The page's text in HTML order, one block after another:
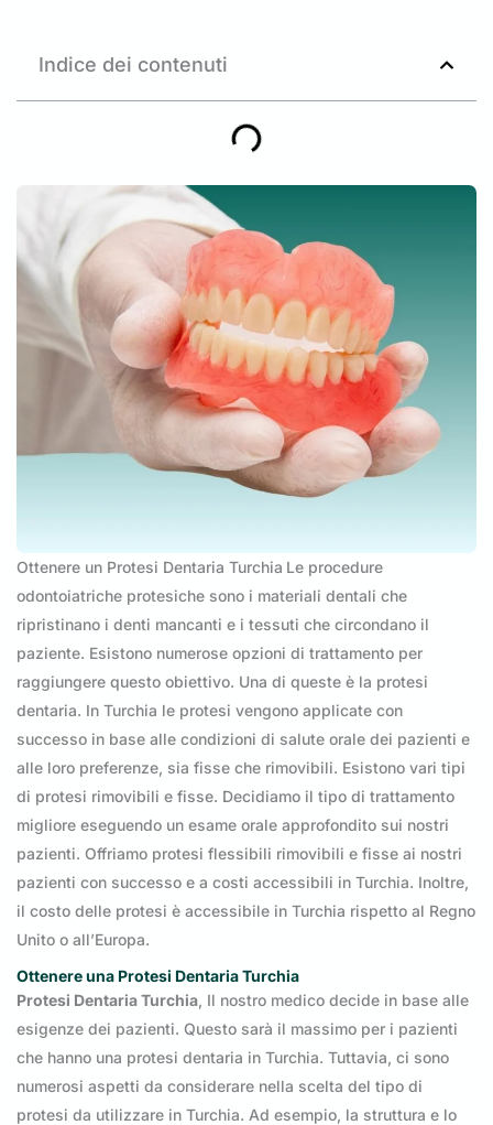
Indice dei contenuti
Ottenere un Protesi Dentaria Turchia Le procedure
odontoiatriche protesiche sono i materiali dentali che
ripristinano i denti mancanti e i tessuti che circondano il
paziente. Esistono numerose opzioni di trattamento per
raggiungere questo obiettivo. Una di queste è la protesi
dentaria. In Turchia le protesi vengono applicate con
successo in base alle condizioni di salute orale dei pazienti e
alle loro preferenze, sia fisse che rimovibili. Esistono vari tipi
di protesi rimovibili e fisse. Decidiamo il tipo di trattamento
migliore eseguendo un esame orale approfondito sui nostri
pazienti. Offriamo protesi flessibili rimovibili e fisse ai nostri
pazienti con successo e a costi accessibili in Turchia. Inoltre,
il costo delle protesi è accessibile in Turchia rispetto al Regno
Unito o all’Europa.
Ottenere una Protesi Dentaria Turchia
Protesi Dentaria Turchia, Il nostro medico decide in base alle
esigenze dei pazienti. Questo sarà il massimo per i pazienti
che hanno una protesi dentaria in Turchia. Tuttavia, ci sono
numerosi aspetti da considerare nella scelta del tipo di
protesi da utilizzare in Turchia. Ad esempio, la struttura e lo